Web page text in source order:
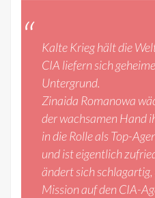
Kommentare deaktiviert
Kalte Krieg hält die
CIA liefern sich
Untergrund.
Zinaida Romanowa
der wachsamen Hand
in die Rolle als Top-
und ist eigentlich
ändert sich schlagartig,
Mission auf den CIA-